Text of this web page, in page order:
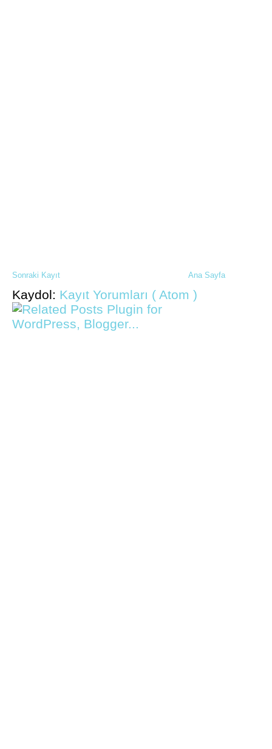
Sonraki Kayıt Ana Sayfa
Kaydol: Kayıt Yorumları ( Atom )